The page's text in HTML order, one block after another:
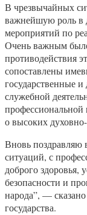
В чрезвычайных
важнейшую роль в
мероприятий по
Очень важным было
противодействия
сопоставлены
государственные
служебной
о высоких
Вновь поздравляю
ситуаций, с
доброго
безопасности и
народа”, —
государства.